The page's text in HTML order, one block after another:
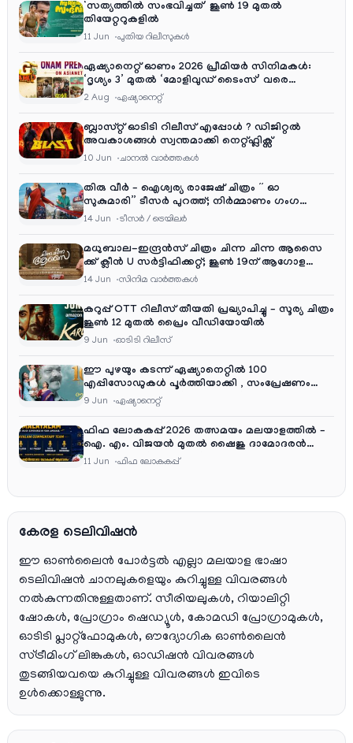
‘സത്യത്തിൽ സംഭവിച്ചത്’ ജൂൺ 19 മുതൽ
തിയേറ്ററുകളിൽ
11 Jun പുതിയ റിലീസുകള്‍
ഏഷ്യാനെറ്റ് ഓണം 2026 പ്രീമിയർ സിനിമകൾ:
‘ദൃശ്യം 3’ മുതൽ ‘മോളിവുഡ് ടൈംസ്’ വരെ
ആഘോഷ വിരുന്ന്
2 Aug ഏഷ്യാനെറ്റ്‌
ബ്ലാസ്റ്റ് ഓടിടി റിലീസ് എപ്പോൾ ? ഡിജിറ്റൽ
അവകാശങ്ങൾ സ്വന്തമാക്കി നെറ്റ്ഫ്ലിക്സ്
10 Jun ചാനല്‍ വാര്‍ത്തകള്‍
തിരു വീർ – ഐശ്വര്യ രാജേഷ് ചിത്രം ” ഓ
സുകുമാരി” ടീസർ പുറത്ത്; നിർമ്മാണം ഗംഗ
എന്റർടൈൻമെന്റ്‌സ്
14 Jun ടീസര്‍ / ട്രെയിലര്‍
മധുബാല-ഇന്ദ്രൻസ് ചിത്രം ചിന്ന ചിന്ന ആസൈ
ക്ക് ക്ലീൻ U സർട്ടിഫിക്കറ്റ്; ജൂൺ 19ന് ആഗോള
റിലീസ്
14 Jun സിനിമ വാര്‍ത്തകള്‍
കറുപ്പ് OTT റിലീസ് തീയതി പ്രഖ്യാപിച്ചു – സൂര്യ ചിത്രം
ജൂൺ 12 മുതൽ പ്രൈം വീഡിയോയിൽ
9 Jun ഓടിടി റിലീസ്
ഈ പുഴയും കടന്ന് ഏഷ്യാനെറ്റിൽ 100
എപ്പിസോഡുകൾ പൂർത്തിയാക്കി , സംപ്രേഷണം
തിങ്കൾ മുതൽ വെള്ളി വരെ രാത്രി 9:30 ന്
9 Jun ഏഷ്യാനെറ്റ്‌
ഫിഫ ലോകകപ്പ് 2026 തത്സമയം മലയാളത്തിൽ –
ഐ. എം. വിജയൻ മുതൽ ഷൈജു ദാമോദരൻ
വരെ കമന്ററി സംഘത്തിൽ
11 Jun ഫിഫ ലോകകപ്പ്
കേരള ടെലിവിഷൻ
ഈ ഓൺലൈൻ പോർട്ടൽ എല്ലാ മലയാള ഭാഷാ
ടെലിവിഷൻ ചാനലുകളെയും കുറിച്ചുള്ള വിവരങ്ങൾ
നൽകുന്നതിനുള്ളതാണ്. സീരിയലുകൾ, റിയാലിറ്റി
ഷോകൾ, പ്രോഗ്രാം ഷെഡ്യൂൾ, കോമഡി പ്രോഗ്രാമുകൾ,
ഓടിടി പ്ലാറ്റ്‌ഫോമുകൾ, ഔദ്യോഗിക ഓൺലൈൻ
സ്ട്രീമിംഗ് ലിങ്കുകൾ, ഓഡിഷൻ വിവരങ്ങൾ
തുടങ്ങിയവയെ കുറിച്ചുള്ള വിവരങ്ങൾ ഇവിടെ
ഉൾക്കൊള്ളുന്നു.